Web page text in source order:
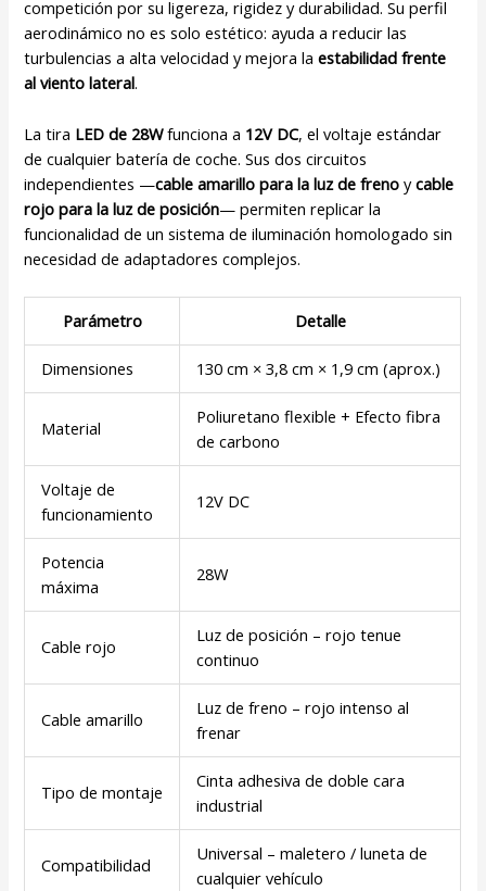
competición por su ligereza, rigidez y durabilidad. Su perfil
aerodinámico no es solo estético: ayuda a reducir las
turbulencias a alta velocidad y mejora laestabilidad frente
al viento lateral.
La tira LED de 28Wfunciona a 12V DC, el voltaje estándar
de cualquier batería de coche. Sus dos circuitos
independientes —cable amarillo para la luz de freno ycable
rojo para la luz de posición— permiten replicar la
funcionalidad de un sistema de iluminación homologado sin
necesidad de adaptadores complejos.
Parámetro Detalle
Dimensiones 130 cm × 3,8 cm × 1,9 cm (aprox.)
Material
Poliuretano flexible + Efecto fibra
de carbono
Voltaje de
funcionamiento
12V DC
Potencia
máxima
28W
Cable rojo
Luz de posición – rojo tenue
continuo
Cable amarillo
Luz de freno – rojo intenso al
frenar
Tipo de montaje
Cinta adhesiva de doble cara
industrial
Compatibilidad
Universal – maletero / luneta de
cualquier vehículo